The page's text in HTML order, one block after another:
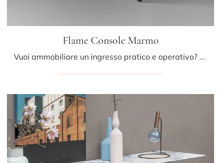
Flame Console Marmo
Vuoi ammobiliare un ingresso pratico e operativo? Ecco a te il mobile Flame Console Marmo di Bonaldo in marmo, pensato per spazi design.